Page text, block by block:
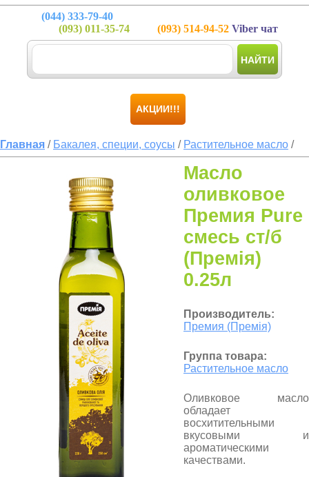
(044) 333-79-40
(093) 011-35-74 (093) 514-94-52 Viber чат
НАЙТИ
АКЦИИ!!!
Главная / Бакалея, специи, соусы / Растительное масло /
Масло
оливковое
Премия Pure
смесь ст/б
(Премія)
0.25л
Производитель:
Премия (Премія)
Группа товара:
Растительное масло
Оливковое масло
обладает
восхитительными
вкусовыми и
ароматическими
качествами.